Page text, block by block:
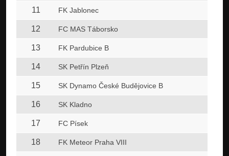
11 FK Jablonec
12 FC MAS Táborsko
13 FK Pardubice B
14 SK Petřín Plzeň
15 SK Dynamo České Budějovice B
16 SK Kladno
17 FC Písek
18 FK Meteor Praha VIII